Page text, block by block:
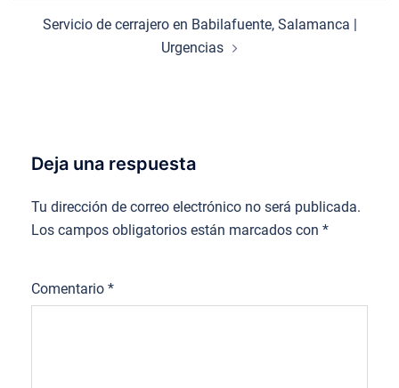
Servicio de cerrajero en Babilafuente, Salamanca |
Urgencias
Deja una respuesta
Tu dirección de correo electrónico no será publicada.
Los campos obligatorios están marcados con *
Comentario *